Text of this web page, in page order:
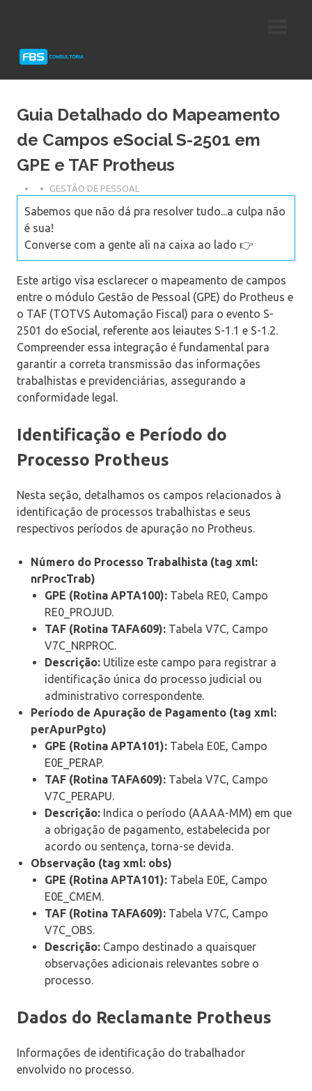
Protheus
Guia Detalhado do Mapeamento
de Campos eSocial S-2501 em
GPE e TAF Protheus
GESTÃO DE PESSOAL
Sabemos que não dá pra resolver tudo...a culpa não
é sua!
Converse com a gente ali na caixa ao lado 👉
Este artigo visa esclarecer o mapeamento de campos
entre o módulo Gestão de Pessoal (GPE) do Protheus e
o TAF (TOTVS Automação Fiscal) para o evento S-
2501 do eSocial, referente aos leiautes S-1.1 e S-1.2.
Compreender essa integração é fundamental para
garantir a correta transmissão das informações
trabalhistas e previdenciárias, assegurando a
conformidade legal.
Identificação e Período do
Processo Protheus
Nesta seção, detalhamos os campos relacionados à
identificação de processos trabalhistas e seus
respectivos períodos de apuração no Protheus.
Número do Processo Trabalhista (tag xml:
nrProcTrab)
GPE (Rotina APTA100): Tabela RE0, Campo
RE0_PROJUD.
TAF (Rotina TAFA609): Tabela V7C, Campo
V7C_NRPROC.
Descrição: Utilize este campo para registrar a
identificação única do processo judicial ou
administrativo correspondente.
Período de Apuração de Pagamento (tag xml:
perApurPgto)
GPE (Rotina APTA101): Tabela E0E, Campo
E0E_PERAP.
TAF (Rotina TAFA609): Tabela V7C, Campo
V7C_PERAPU.
Descrição: Indica o período (AAAA-MM) em que
a obrigação de pagamento, estabelecida por
acordo ou sentença, torna-se devida.
Observação (tag xml: obs)
GPE (Rotina APTA101): Tabela E0E, Campo
E0E_CMEM.
TAF (Rotina TAFA609): Tabela V7C, Campo
V7C_OBS.
Descrição: Campo destinado a quaisquer
observações adicionais relevantes sobre o
processo.
Dados do Reclamante Protheus
Informações de identificação do trabalhador
envolvido no processo.